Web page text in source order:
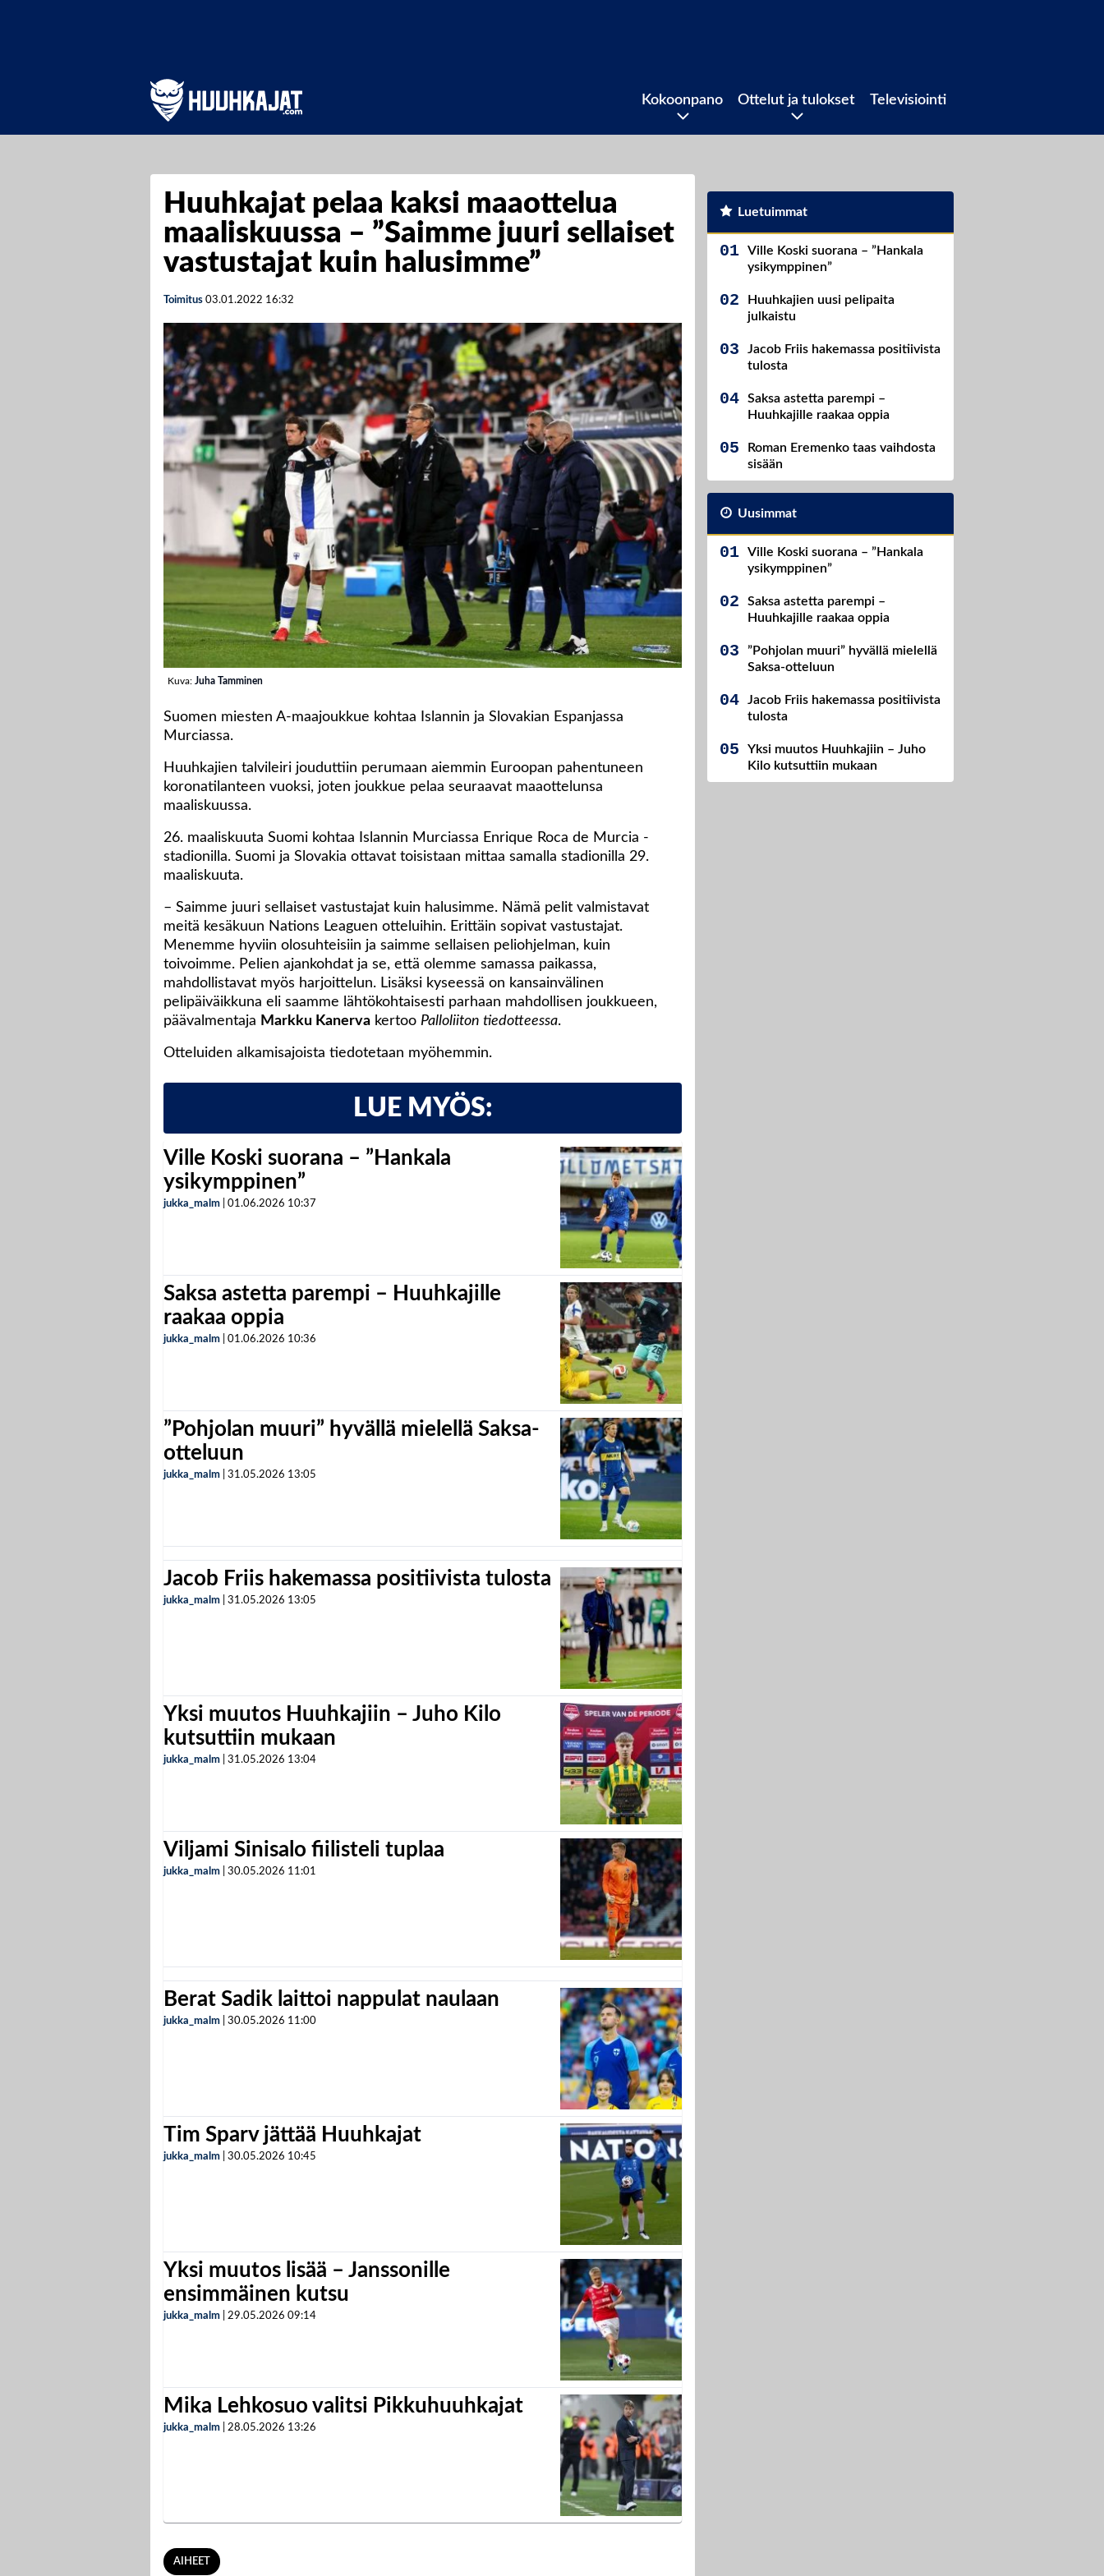
Kokoonpano Ottelut ja tulokset Televisiointi
Huuhkajat pelaa kaksi maaottelua
maaliskuussa – ”Saimme juuri sellaiset
vastustajat kuin halusimme”
Toimitus 03.01.2022 16:32
Kuva: Juha Tamminen
Suomen miesten A-maajoukkue kohtaa Islannin ja Slovakian Espanjassa
Murciassa.
Huuhkajien talvileiri jouduttiin perumaan aiemmin Euroopan pahentuneen
koronatilanteen vuoksi, joten joukkue pelaa seuraavat maaottelunsa
maaliskuussa.
26. maaliskuuta Suomi kohtaa Islannin Murciassa Enrique Roca de Murcia -
stadionilla. Suomi ja Slovakia ottavat toisistaan mittaa samalla stadionilla 29.
maaliskuuta.
– Saimme juuri sellaiset vastustajat kuin halusimme. Nämä pelit valmistavat
meitä kesäkuun Nations Leaguen otteluihin. Erittäin sopivat vastustajat.
Menemme hyviin olosuhteisiin ja saimme sellaisen peliohjelman, kuin
toivoimme. Pelien ajankohdat ja se, että olemme samassa paikassa,
mahdollistavat myös harjoittelun. Lisäksi kyseessä on kansainvälinen
pelipäiväikkuna eli saamme lähtökohtaisesti parhaan mahdollisen joukkueen,
päävalmentaja Markku Kanerva kertoo Palloliiton tiedotteessa.
Otteluiden alkamisajoista tiedotetaan myöhemmin.
LUE MYÖS:
Ville Koski suorana – ”Hankala
ysikymppinen”
jukka_malm 01.06.2026 10:37
Saksa astetta parempi – Huuhkajille
raakaa oppia
jukka_malm 01.06.2026 10:36
”Pohjolan muuri” hyvällä mielellä Saksa-
otteluun
jukka_malm 31.05.2026 13:05
Jacob Friis hakemassa positiivista tulosta
jukka_malm 31.05.2026 13:05
Yksi muutos Huuhkajiin – Juho Kilo
kutsuttiin mukaan
jukka_malm 31.05.2026 13:04
Viljami Sinisalo fiilisteli tuplaa
jukka_malm 30.05.2026 11:01
Berat Sadik laittoi nappulat naulaan
jukka_malm 30.05.2026 11:00
Tim Sparv jättää Huuhkajat
jukka_malm 30.05.2026 10:45
Yksi muutos lisää – Janssonille
ensimmäinen kutsu
jukka_malm 29.05.2026 09:14
Mika Lehkosuo valitsi Pikkuhuuhkajat
jukka_malm 28.05.2026 13:26
AIHEET
Luetuimmat
Ville Koski suorana – ”Hankala
ysikymppinen”
Huuhkajien uusi pelipaita
julkaistu
Jacob Friis hakemassa positiivista
tulosta
Saksa astetta parempi –
Huuhkajille raakaa oppia
Roman Eremenko taas vaihdosta
sisään
Uusimmat
Ville Koski suorana – ”Hankala
ysikymppinen”
Saksa astetta parempi –
Huuhkajille raakaa oppia
”Pohjolan muuri” hyvällä mielellä
Saksa-otteluun
Jacob Friis hakemassa positiivista
tulosta
Yksi muutos Huuhkajiin – Juho
Kilo kutsuttiin mukaan